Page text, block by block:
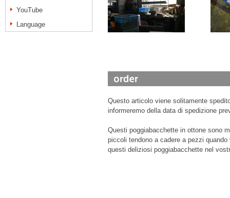
YouTube
Language
Questo articolo viene solitamente
informeremo della data di spedizione
Questi poggiabacchette in ottone sono
piccoli tendono a cadere a pezzi
questi deliziosi poggiabacchette nel